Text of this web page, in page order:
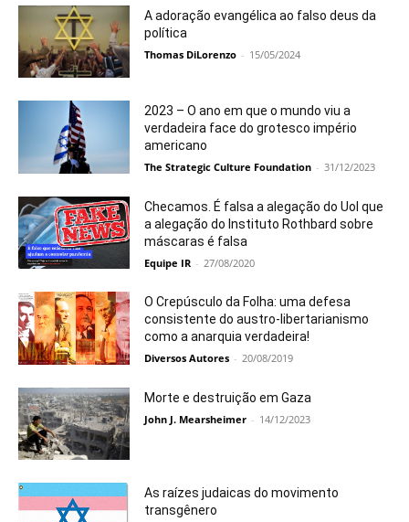
A adoração evangélica ao falso deus da
política
Thomas DiLorenzo - 15/05/2024
2023 – O ano em que o mundo viu a
verdadeira face do grotesco império
americano
The Strategic Culture Foundation - 31/12/2023
Checamos. É falsa a alegação do Uol que
a alegação do Instituto Rothbard sobre
máscaras é falsa
Equipe IR - 27/08/2020
O Crepúsculo da Folha: uma defesa
consistente do austro-libertarianismo
como a anarquia verdadeira!
Diversos Autores - 20/08/2019
Morte e destruição em Gaza
John J. Mearsheimer - 14/12/2023
As raízes judaicas do movimento
transgênero